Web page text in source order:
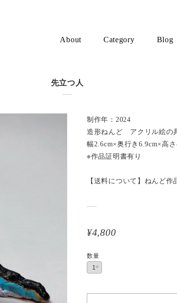
About Category Blog
先立つ人
制作年：2024
造形ねんど アクリル絵の
幅2.6cm×奥行き6.9cm×高
※作品証明書有り
【送料について】ねんど
¥4,800
数量